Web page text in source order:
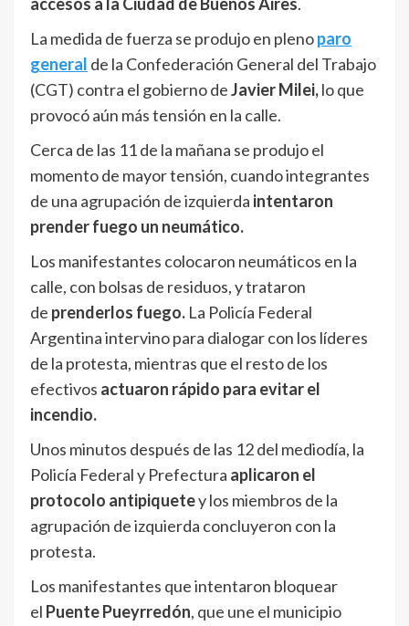
accesos a la Ciudad de Buenos Aires.
La medida de fuerza se produjo en plenoparo
general de la Confederación General del Trabajo
(CGT) contra el gobierno deJavier Milei,lo que
provocó aún más tensión en la calle.
Cerca de las 11 de la mañana se produjo el
momento de mayor tensión, cuando integrantes
de una agrupación de izquierda intentaron
prender fuego un neumático.
Los manifestantes colocaron neumáticos en la
calle, con bolsas de residuos, y trataron
de prenderlos fuego. La Policía Federal
Argentina intervino para dialogar con los líderes
de la protesta, mientras que el resto de los
efectivos actuaron rápido para evitar el
incendio.
Unos minutos después de las 12 del mediodía, la
Policía Federal y Prefectura aplicaron el
protocolo antipiquetey los miembros de la
agrupación de izquierda concluyeron con la
protesta.
Los manifestantes que intentaron bloquear
el Puente Pueyrredón, que une el municipio